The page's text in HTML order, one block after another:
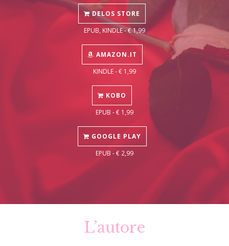
DELOS STORE
EPUB, KINDLE - € 1,99
AMAZON.IT
KINDLE - € 1,99
KOBO
EPUB - € 1,99
GOOGLE PLAY
EPUB - € 2,99
L’autore